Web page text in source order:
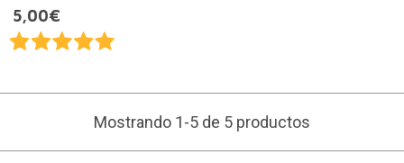
5,00€
Mostrando 1-5 de 5 productos